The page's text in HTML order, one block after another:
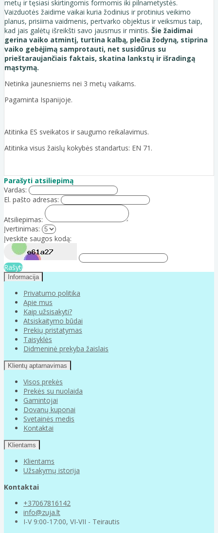
metų ir tęsiasi skirtingomis formomis iki pilnametystės.
Vaizduotės žaidime vaikai kuria žodinius ir protinius veikimo
planus, prisiima vaidmenis, pertvarko objektus ir veiksmus taip,
kad jais galėtų išreikšti savo jausmus ir mintis. Šie žaidimai
gerina vaiko atmintį, turtina kalbą, plečia žodyną, stiprina
vaiko gebėjimą samprotauti, net susidūrus su
prieštaraujančiais faktais, skatina lankstų ir išradingą
mąstymą.
Netinka jaunesniems nei 3 metų vaikams.
Pagaminta Ispanijoje.
Atitinka ES sveikatos ir saugumo reikalavimus.
Atitinka visus žaislų kokybės standartus: EN 71.
Parašyti atsiliepimą
Vardas:
El. pašto adresas:
Atsiliepimas:
Įvertinimas:
Įveskite saugos kodą:
Rašyti
Informacija
Privatumo politika
Apie mus
Kaip užsisakyti?
Atsiskaitymo būdai
Prekių pristatymas
Taisyklės
Didmeninė prekyba žaislais
Klientų aptarnavimas
Visos prekės
Prekės su nuolaida
Gamintojai
Dovanų kuponai
Svetainės medis
Kontaktai
Klientams
Klientams
Užsakymų istorija
Kontaktai
+37067816142
info@zuja.lt
I-V 9:00-17:00, VI-VII - Teirautis